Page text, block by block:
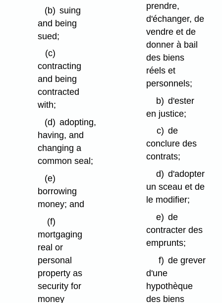
(b) suing
and being
sued;
(c)
contracting
and being
contracted
with;
(d) adopting,
having, and
changing a
common seal;
(e)
borrowing
money; and
(f)
mortgaging
real or
personal
property as
security for
money
prendre,
d'échanger, de
vendre et de
donner à bail
des biens
réels et
personnels;
b) d'ester
en justice;
c) de
conclure des
contrats;
d) d'adopter
un sceau et de
le modifier;
e) de
contracter des
emprunts;
f) de grever
d'une
hypothèque
des biens